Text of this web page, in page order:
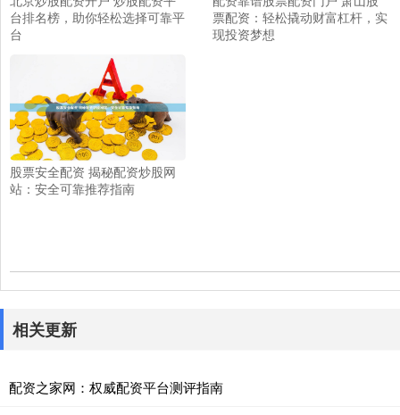
台排名榜，助你轻松选择可靠平
台
票配资：轻松撬动财富杠杆，实
现投资梦想
股票安全配资 揭秘配资炒股网
站：安全可靠推荐指南
相关更新
配资之家网：权威配资平台测评指南